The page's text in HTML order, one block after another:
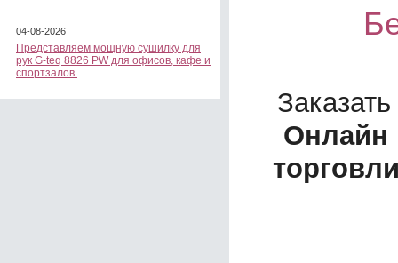
04-08-2026
Представляем мощную сушилку для
рук G-teq 8826 PW для офисов, кафе и
спортзалов.